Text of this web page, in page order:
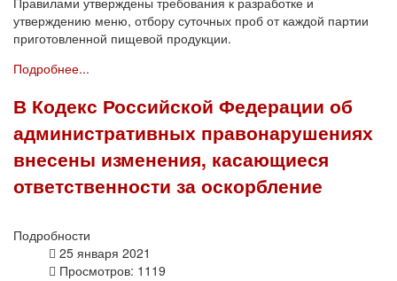
утверждению меню, отбору суточных проб от каждой партии
приготовленной пищевой продукции.
Подробнее...
В Кодекс Российской Федерации об
административных правонарушениях
внесены изменения, касающиеся
ответственности за оскорбление
Подробности
25 января 2021
Просмотров: 1119